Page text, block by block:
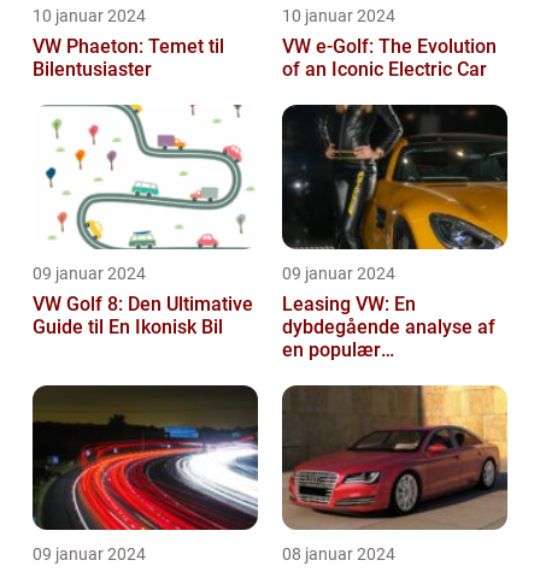
10 januar 2024
VW Phaeton: Temet til
Bilentusiaster
10 januar 2024
VW e-Golf: The Evolution
of an Iconic Electric Car
09 januar 2024
VW Golf 8: Den Ultimative
Guide til En Ikonisk Bil
09 januar 2024
Leasing VW: En
dybdegående analyse af
en populær
09 januar 2024 08 januar 2024